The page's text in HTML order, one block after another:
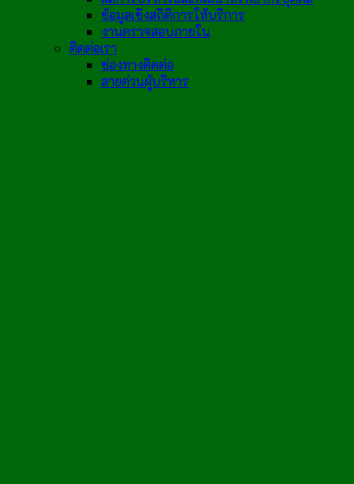
ข้อมูลเชิงสถิติการให้บริการ
งานตรวจสอบภายใน
ติดต่อเรา
ช่องทางติดต่อ
สายด่วนผู้บริหาร